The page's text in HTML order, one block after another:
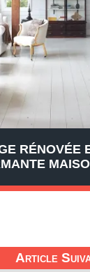
RÉNOVÉE
Article